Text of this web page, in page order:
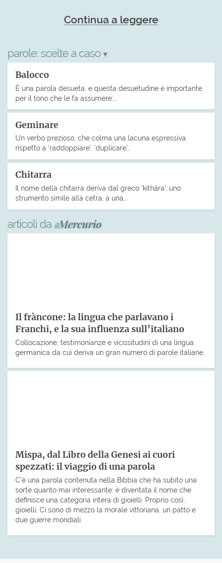
Continua a leggere
parole: scelte a caso ▾
Balocco
È una parola desueta, e questa desuetudine è importante
per il tono che le fa assumere:…
Geminare
Un verbo prezioso, che colma una lacuna espressiva:
rispetto a ‘raddoppiare’, ‘duplicare’…
Chitarra
Il nome della chitarra deriva dal greco ‘kithára’, uno
strumento simile alla cetra, a una…
articoli da
Il fràncone: la lingua che parlavano i
Franchi, e la sua influenza sull’italiano
Collocazione, testimonianze e vicissitudini di una lingua
germanica da cui deriva un gran numero di parole italiane.
Mispa, dal Libro della Genesi ai cuori
spezzati: il viaggio di una parola
C’è una parola contenuta nella Bibbia che ha subito una
sorte quanto mai interessante: è diventata il nome che
definisce una categoria intera di gioielli. Proprio così,
gioielli. Ci sono di mezzo la morale vittoriana, un patto e
due guerre mondiali.